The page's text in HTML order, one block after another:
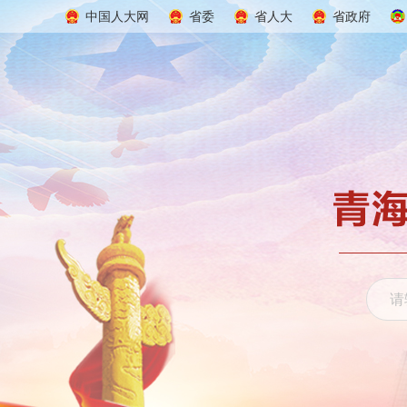
中国人大网 省委 省人大 省政府